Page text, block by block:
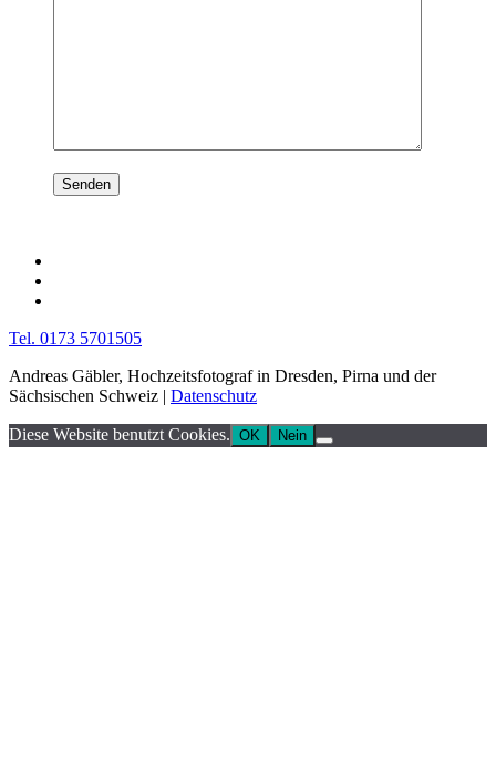
Tel. 0173 5701505
Andreas Gäbler, Hochzeitsfotograf in Dresden, Pirna und der
Sächsischen Schweiz | Datenschutz
Diese Website benutzt Cookies. OK Nein